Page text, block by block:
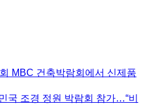
MBC 건축박람회에서 신제품
국 조경 정원 박람회 참가…“비